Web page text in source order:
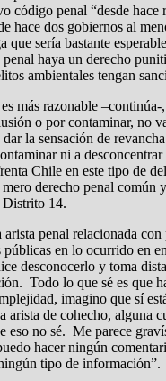
código penal “desde hace
hace dos gobiernos al
que sería bastante
haya un derecho
ambientales tengan
más razonable
o por contaminar, no
la sensación de
ni a
Chile en este tipo de
derecho penal común
Distrito 14.
penal relacionada con
públicas en lo ocurrido en
desconocerlo y toma
Todo lo que sé es que
imagino que sí
arista de cohecho, alguna
eso no sé. Me parece
hacer ningún
tipo de información”.